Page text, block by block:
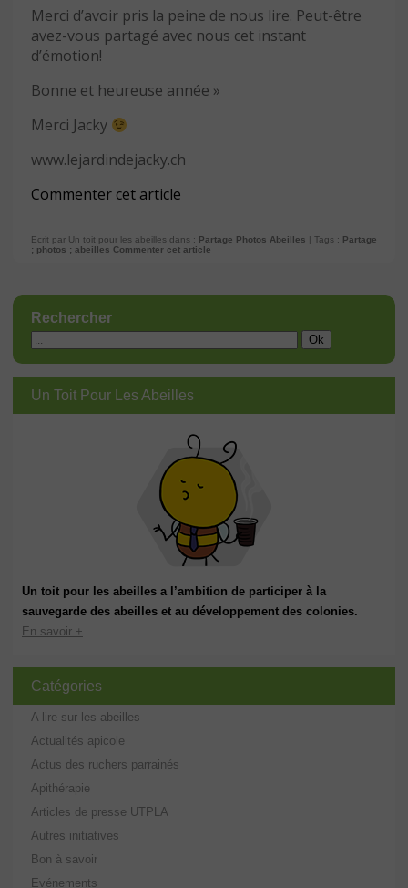
Merci d’avoir pris la peine de nous lire. Peut-être
avez-vous partagé avec nous cet instant
d’émotion!
Bonne et heureuse année »
Merci Jacky
www.lejardindejacky.ch
Commenter cet article
Ecrit par Un toit pour les abeilles dans : Partage Photos Abeilles | Tags : Partage
; photos ; abeilles Commenter cet article
Rechercher
Un Toit Pour Les Abeilles
Un toit pour les abeilles a l’ambition de participer à la
sauvegarde des abeilles et au développement des colonies.
En savoir +
Catégories
A lire sur les abeilles
Actualités apicole
Actus des ruchers parrainés
Apithérapie
Articles de presse UTPLA
Autres initiatives
Bon à savoir
Evénements